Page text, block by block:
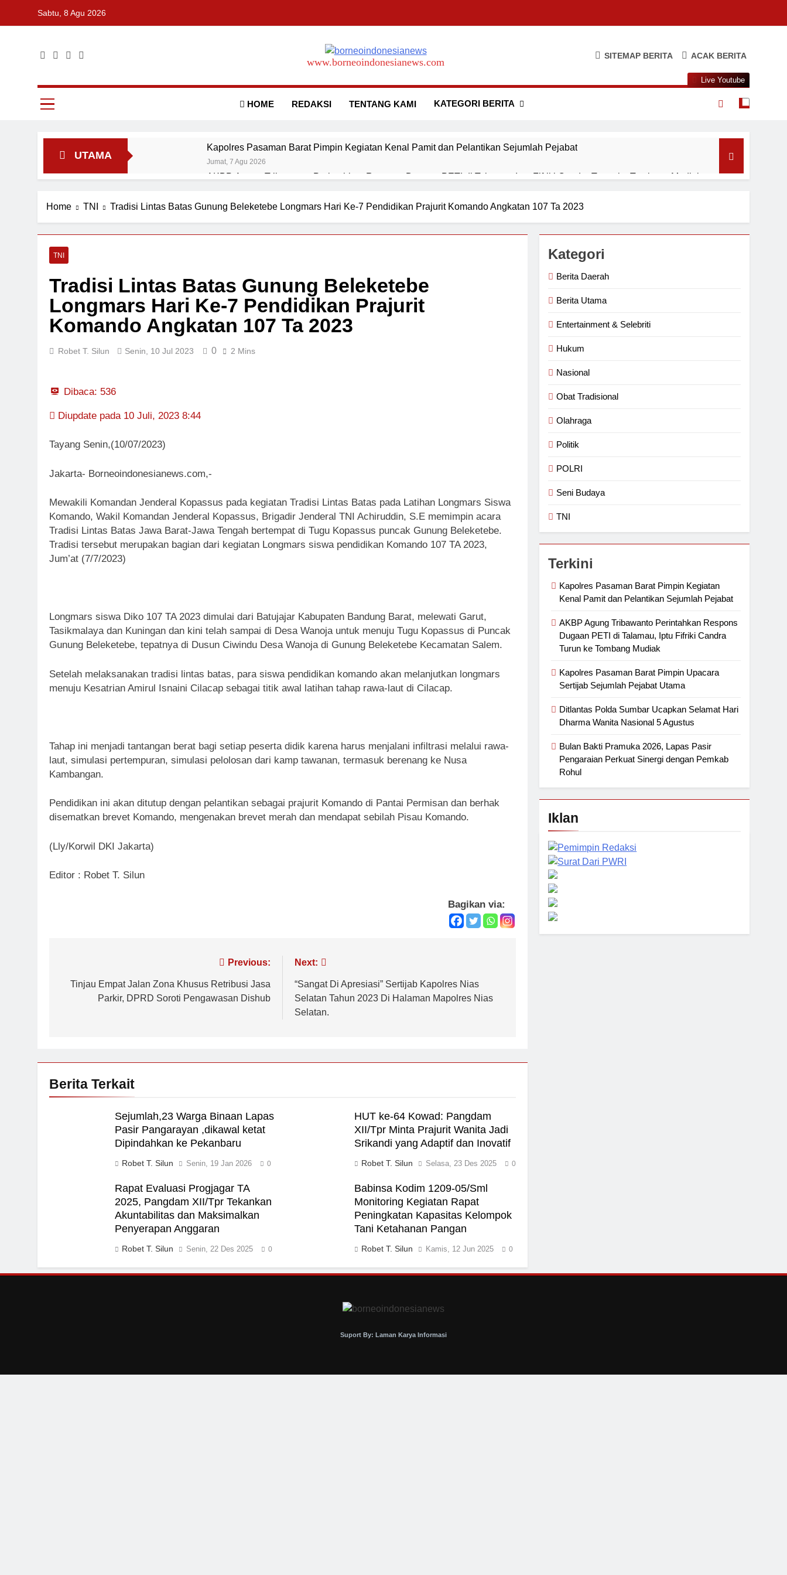
Sabtu, 8 Agu 2026
www.borneoindonesianews.com
SITEMAP BERITA ACAK BERITA
HOME REDAKSI TENTANG KAMI KATEGORI BERITA
Live Youtube
UTAMA
Kapolres Pasaman Barat Pimpin Kegiatan Kenal Pamit dan Pelantikan Sejumlah Pejabat
Jumat, 7 Agu 2026
AKBP Agung Tribawanto Perintahkan Respons Dugaan PETI di Talamau, Iptu Fifriki Candra Turun ke Tombang Mudiak
Kapolres Pasaman Barat Pimpin Upacara Sertijab Sejumlah Pejabat Utama
Ditlantas Polda Sumbar Ucapkan Selamat Hari Dharma Wanita Nasional 5 Agustus
Bulan Bakti Pramuka 2026, Lapas Pasir Pengaraian Perkuat Sinergi dengan Pemkab Rohul
Jumat, 7 Agu 2026
Kadis PUPR Rohul Pimpin Bakti Sosial, Daur Ulang Aspal untuk Tambal Jalan Berlubang
Jumat, 7 Agu 2026
Home TNI Tradisi Lintas Batas Gunung Beleketebe Longmars Hari Ke-7 Pendidikan Prajurit Komando Angkatan 107 Ta 2023
TNI
Tradisi Lintas Batas Gunung Beleketebe
Longmars Hari Ke-7 Pendidikan Prajurit
Komando Angkatan 107 Ta 2023
Robet T. Silun Senin, 10 Jul 2023 0 2 Mins
Dibaca: 536
Diupdate pada 10 Juli, 2023 8:44
Tayang Senin,(10/07/2023)
Jakarta- Borneoindonesianews.com,-
Mewakili Komandan Jenderal Kopassus pada kegiatan Tradisi Lintas Batas pada Latihan Longmars Siswa
Komando, Wakil Komandan Jenderal Kopassus, Brigadir Jenderal TNI Achiruddin, S.E memimpin acara
Tradisi Lintas Batas Jawa Barat-Jawa Tengah bertempat di Tugu Kopassus puncak Gunung Beleketebe.
Tradisi tersebut merupakan bagian dari kegiatan Longmars siswa pendidikan Komando 107 TA 2023,
Jum’at (7/7/2023)
Longmars siswa Diko 107 TA 2023 dimulai dari Batujajar Kabupaten Bandung Barat, melewati Garut,
Tasikmalaya dan Kuningan dan kini telah sampai di Desa Wanoja untuk menuju Tugu Kopassus di Puncak
Gunung Beleketebe, tepatnya di Dusun Ciwindu Desa Wanoja di Gunung Beleketebe Kecamatan Salem.
Setelah melaksanakan tradisi lintas batas, para siswa pendidikan komando akan melanjutkan longmars
menuju Kesatrian Amirul Isnaini Cilacap sebagai titik awal latihan tahap rawa-laut di Cilacap.
Tahap ini menjadi tantangan berat bagi setiap peserta didik karena harus menjalani infiltrasi melalui rawa-
laut, simulasi pertempuran, simulasi pelolosan dari kamp tawanan, termasuk berenang ke Nusa
Kambangan.
Pendidikan ini akan ditutup dengan pelantikan sebagai prajurit Komando di Pantai Permisan dan berhak
disematkan brevet Komando, mengenakan brevet merah dan mendapat sebilah Pisau Komando.
(Lly/Korwil DKI Jakarta)
Editor : Robet T. Silun
Bagikan via:
pos
Previous:
Tinjau Empat Jalan Zona Khusus Retribusi Jasa
Parkir, DPRD Soroti Pengawasan Dishub
Next:
“Sangat Di Apresiasi” Sertijab Kapolres Nias
Selatan Tahun 2023 Di Halaman Mapolres Nias
Selatan.
Berita Terkait
Sejumlah,23 Warga Binaan Lapas
Pasir Pangarayan ,dikawal ketat
Dipindahkan ke Pekanbaru
Robet T. Silun Senin, 19 Jan 2026 0
HUT ke-64 Kowad: Pangdam
XII/Tpr Minta Prajurit Wanita Jadi
Srikandi yang Adaptif dan Inovatif
Robet T. Silun Selasa, 23 Des 2025 0
Rapat Evaluasi Progjagar TA
2025, Pangdam XII/Tpr Tekankan
Akuntabilitas dan Maksimalkan
Penyerapan Anggaran
Robet T. Silun Senin, 22 Des 2025 0
Babinsa Kodim 1209-05/Sml
Monitoring Kegiatan Rapat
Peningkatan Kapasitas Kelompok
Tani Ketahanan Pangan
Robet T. Silun Kamis, 12 Jun 2025 0
Kategori
Berita Daerah
Berita Utama
Entertainment & Selebriti
Hukum
Nasional
Obat Tradisional
Olahraga
Politik
POLRI
Seni Budaya
TNI
Terkini
Kapolres Pasaman Barat Pimpin Kegiatan
Kenal Pamit dan Pelantikan Sejumlah Pejabat
AKBP Agung Tribawanto Perintahkan Respons
Dugaan PETI di Talamau, Iptu Fifriki Candra
Turun ke Tombang Mudiak
Kapolres Pasaman Barat Pimpin Upacara
Sertijab Sejumlah Pejabat Utama
Ditlantas Polda Sumbar Ucapkan Selamat Hari
Dharma Wanita Nasional 5 Agustus
Bulan Bakti Pramuka 2026, Lapas Pasir
Pengaraian Perkuat Sinergi dengan Pemkab
Rohul
Iklan
Suport By: Laman Karya Informasi